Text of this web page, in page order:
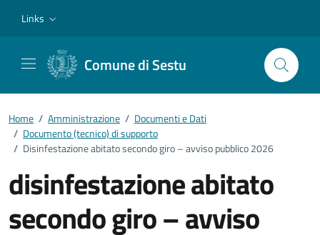
Links
Comune di Sestu
Home / Amministrazione / Documenti e Dati
/ Documento (tecnico) di supporto
/ Disinfestazione abitato secondo giro – avviso pubblico 2026
disinfestazione abitato
secondo giro – avviso